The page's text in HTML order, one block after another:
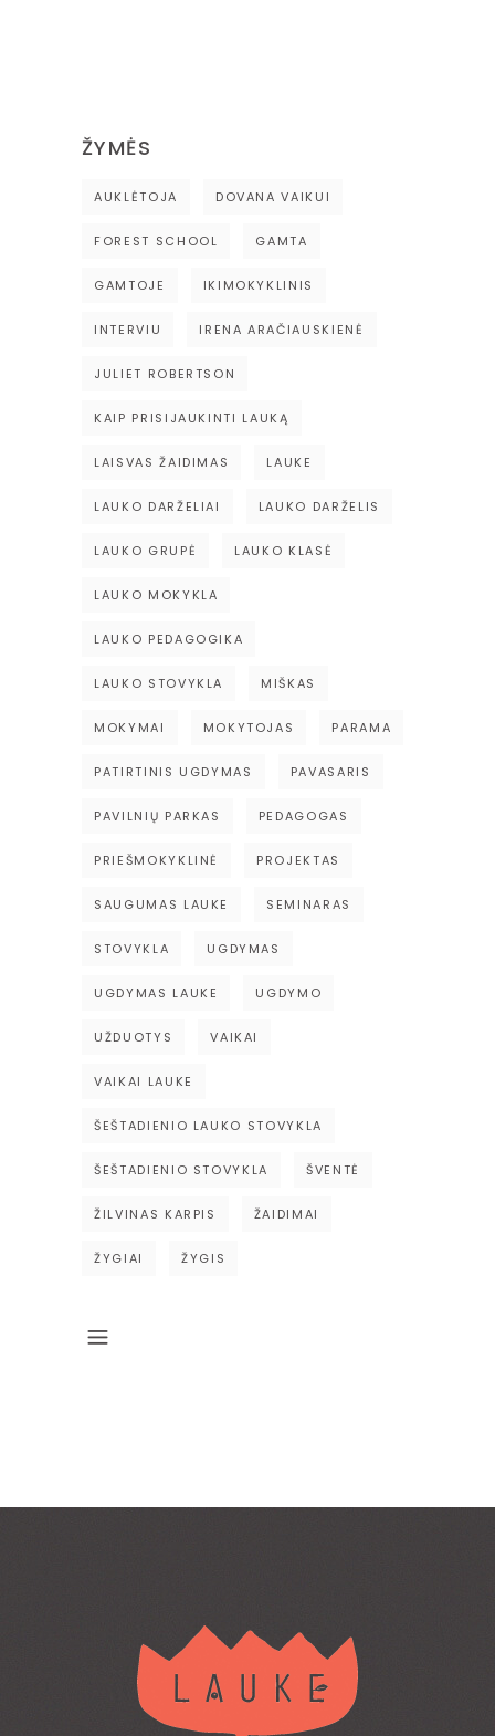
ŽYMĖS
AUKLĖTOJA DOVANA VAIKUI
FOREST SCHOOL GAMTA
GAMTOJE IKIMOKYKLINIS
INTERVIU IRENA ARAČIAUSKIENĖ
JULIET ROBERTSON
KAIP PRISIJAUKINTI LAUKĄ
LAISVAS ŽAIDIMAS LAUKE
LAUKO DARŽELIAI LAUKO DARŽELIS
LAUKO GRUPĖ LAUKO KLASĖ
LAUKO MOKYKLA
LAUKO PEDAGOGIKA
LAUKO STOVYKLA MIŠKAS
MOKYMAI MOKYTOJAS PARAMA
PATIRTINIS UGDYMAS PAVASARIS
PAVILNIŲ PARKAS PEDAGOGAS
PRIEŠMOKYKLINĖ PROJEKTAS
SAUGUMAS LAUKE SEMINARAS
STOVYKLA UGDYMAS
UGDYMAS LAUKE UGDYMO
UŽDUOTYS VAIKAI
VAIKAI LAUKE
ŠEŠTADIENIO LAUKO STOVYKLA
ŠEŠTADIENIO STOVYKLA ŠVENTĖ
ŽILVINAS KARPIS ŽAIDIMAI
ŽYGIAI ŽYGIS